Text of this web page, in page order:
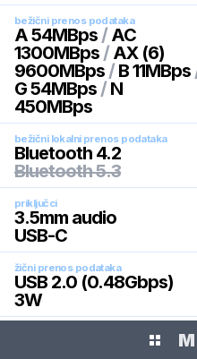
bežični prenos podataka
A 54MBps / AC
1300MBps / AX (6)
9600MBps / B 11MBps
G 54MBps / N
450MBps
bežični lokalni prenos podataka
Bluetooth 4.2
Bluetooth 5.3
priključci
3.5mm audio
USB-C
žični prenos podataka
USB 2.0 (0.48Gbps)
3W